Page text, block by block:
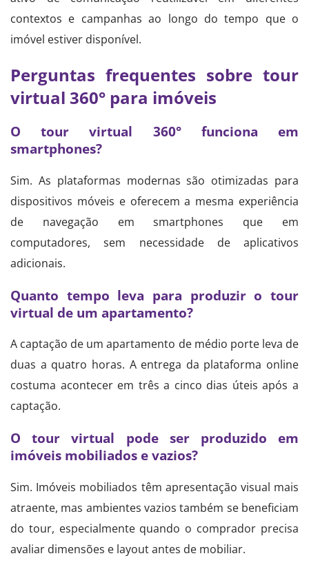
contextos e campanhas ao longo do tempo que o
imóvel estiver disponível.
Perguntas frequentes sobre tour
virtual 360° para imóveis
O tour virtual 360° funciona em
smartphones?
Sim. As plataformas modernas são otimizadas para
dispositivos móveis e oferecem a mesma experiência
de navegação em smartphones que em
computadores, sem necessidade de aplicativos
adicionais.
Quanto tempo leva para produzir o tour
virtual de um apartamento?
A captação de um apartamento de médio porte leva de
duas a quatro horas. A entrega da plataforma online
costuma acontecer em três a cinco dias úteis após a
captação.
O tour virtual pode ser produzido em
imóveis mobiliados e vazios?
Sim. Imóveis mobiliados têm apresentação visual mais
atraente, mas ambientes vazios também se beneficiam
do tour, especialmente quando o comprador precisa
avaliar dimensões e layout antes de mobiliar.